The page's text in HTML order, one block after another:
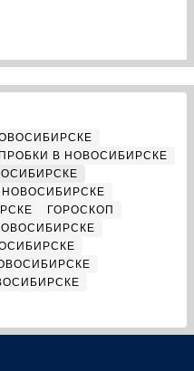
ПРОБКИ В НОВОСИБИРСКЕ
ГОРОСКОП